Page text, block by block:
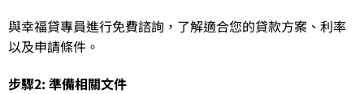
與幸福貸專員進行免費諮詢，了解適合您的貸款方案、利率
以及申請條件。
步驟2: 準備相關文件